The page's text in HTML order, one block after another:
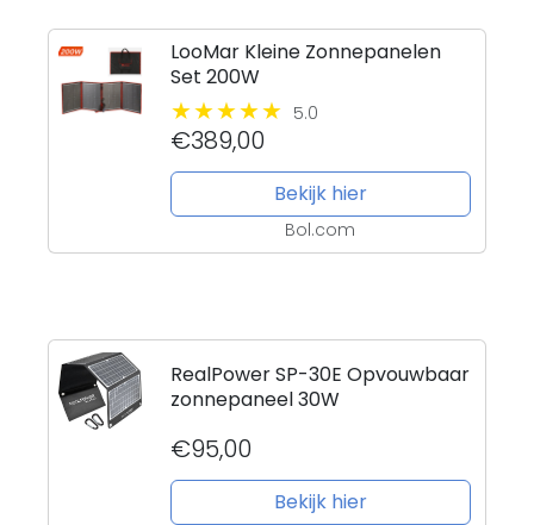
LooMar Kleine Zonnepanelen
Set 200W
5.0
€389,00
Bekijk hier
Bol.com
RealPower SP-30E Opvouwbaar
zonnepaneel 30W
€95,00
Bekijk hier